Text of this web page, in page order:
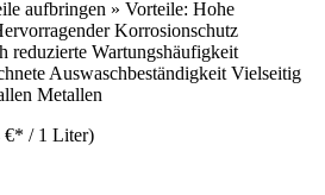
aufbringen » Vorteile: Hohe
Korrosionschutz
reduzierte Wartungshäufigkeit
Auswaschbeständigkeit Vielseitig
Metallen
€* / 1 Liter)